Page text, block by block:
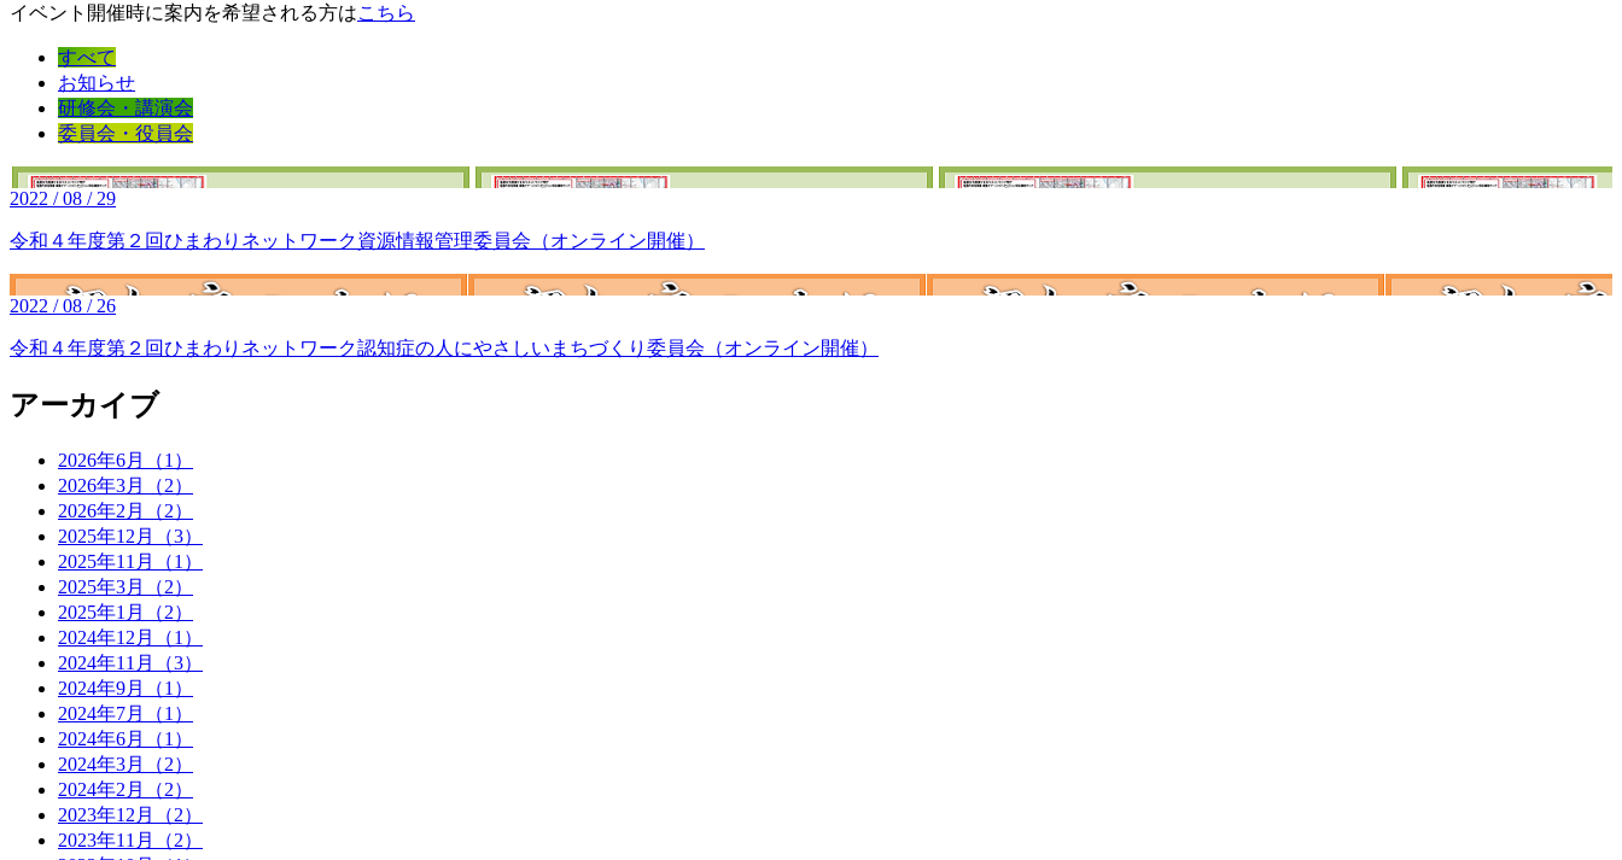
イベント開催時に案内を希望される方はこちら
すべて
お知らせ
研修会・講演会
委員会・役員会
2022 / 08 / 29
令和４年度第２回ひまわりネットワーク資源情報管理委員会（オンライン開催）
2022 / 08 / 26
令和４年度第２回ひまわりネットワーク認知症の人にやさしいまちづくり委員会（オンライン開催）
アーカイブ
2026年6月（1）
2026年3月（2）
2026年2月（2）
2025年12月（3）
2025年11月（1）
2025年3月（2）
2025年1月（2）
2024年12月（1）
2024年11月（3）
2024年9月（1）
2024年7月（1）
2024年6月（1）
2024年3月（2）
2024年2月（2）
2023年12月（2）
2023年11月（2）